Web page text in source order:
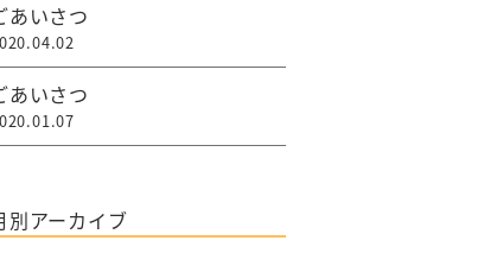
あいさつ
あいさつ
別アーカイブ